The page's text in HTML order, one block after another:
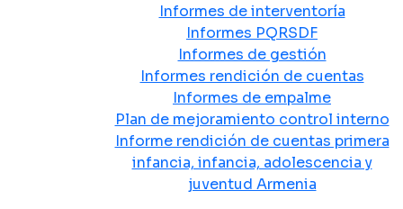
Informes de interventoría
Informes PQRSDF
Informes de gestión
Informes rendición de cuentas
Informes de empalme
Plan de mejoramiento control interno
Informe rendición de cuentas primera
infancia, infancia, adolescencia y
juventud Armenia